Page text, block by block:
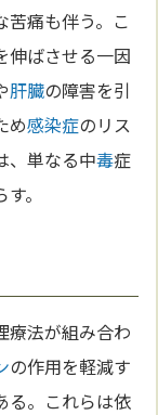
苦痛も伴う。こ
伸ばさせる一因
肝臓の障害を引
め感染症のリス
、単なる中毒症
。
療法が組み合わ
の作用を軽減す
る。これらは依